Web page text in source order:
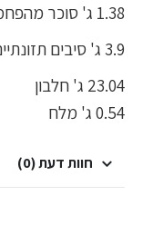
1.38 ג' סוכר מהפחמימות
3.9 ג' סיבים תזונתיים
23.04 ג' חלבון
0.54 ג' מלח
חוות דעת (0)